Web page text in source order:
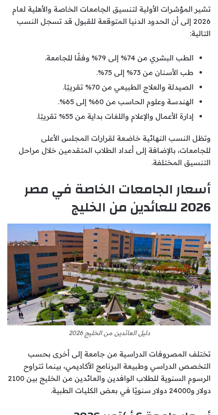
تشير المؤشرات الأولية لتنسيق الجامعات الخاصة والأهلية لعام
2026 إلى أن الحدود الدنيا المتوقعة للقبول قد تسجل النسب
التالية:
الطب البشري من 74% إلى 79% وفقًا للجامعة.
طب الأسنان من 73% إلى 75%.
الصيدلة والعلاج الطبيعي من 70% تقريبًا.
الهندسة وعلوم الحاسب من 60% إلى 65%.
إدارة الأعمال والإعلام واللغات بداية من 55% تقريبًا.
وتظل النسب النهائية خاضعة لقرارات المجلس الأعلى
للجامعات، بالإضافة إلى أعداد الطلاب المتقدمين خلال مراحل
التنسيق المختلفة.
أسعار الجامعات الخاصة في مصر
2026 للعائدين من الخليج
دليل العائدين من الخليج 2026
تختلف المصروفات الدراسية من جامعة إلى أخرى بحسب
التخصص الدراسي وطبيعة البرنامج الأكاديمي، بينما تتراوح
الرسوم السنوية للطلاب الوافدين والعائدين من الخليج بين 2100
دولار و24000 دولار سنويًا في بعض الكليات الطبية.